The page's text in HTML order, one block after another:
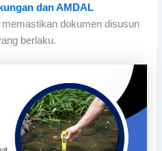
dan AMDAL
dokumen disusun
berlaku.